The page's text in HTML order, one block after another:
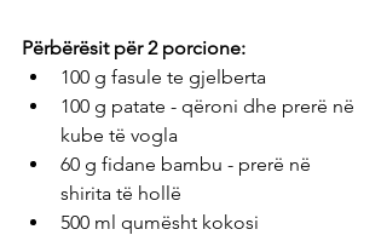
Përbërësit për 2 porcione:
100 g fasule te gjelberta
100 g patate - qëroni dhe prerë në
kube të vogla
60 g fidane bambu - prerë në
shirita të hollë
500 ml qumësht kokosi